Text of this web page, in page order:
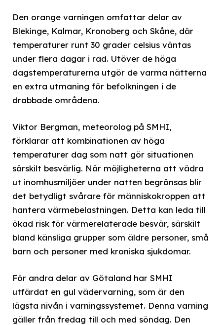
Den orange varningen omfattar delar av
Blekinge, Kalmar, Kronoberg och Skåne, där
temperaturer runt 30 grader celsius väntas
under flera dagar i rad. Utöver de höga
dagstemperaturerna utgör de varma nätterna
en extra utmaning för befolkningen i de
drabbade områdena.
Viktor Bergman, meteorolog på SMHI,
förklarar att kombinationen av höga
temperaturer dag som natt gör situationen
särskilt besvärlig. När möjligheterna att vädra
ut inomhusmiljöer under natten begränsas blir
det betydligt svårare för människokroppen att
hantera värmebelastningen. Detta kan leda till
ökad risk för värmerelaterade besvär, särskilt
bland känsliga grupper som äldre personer, små
barn och personer med kroniska sjukdomar.
För andra delar av Götaland har SMHI
utfärdat en gul vädervarning, som är den
lägsta nivån i varningssystemet. Denna varning
gäller från fredag till och med söndag. Den